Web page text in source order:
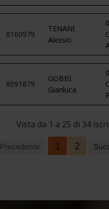
8160979
TENANI
Alessio
8091879
GOBBI
Gianluca
Vista da 1 a 25 di 34
Precedente 1 2